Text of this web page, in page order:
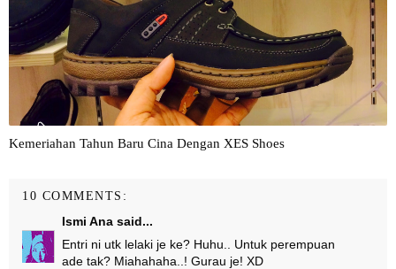
Kemeriahan Tahun Baru Cina Dengan XES Shoes
10 COMMENTS:
Ismi Ana said...
Entri ni utk lelaki je ke? Huhu.. Untuk perempuan
ade tak? Miahahaha..! Gurau je! XD